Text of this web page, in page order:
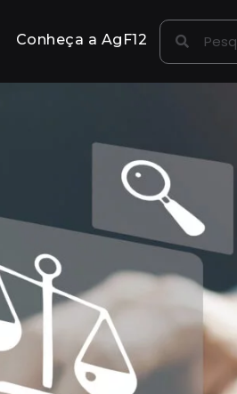
Conheça a AgF12